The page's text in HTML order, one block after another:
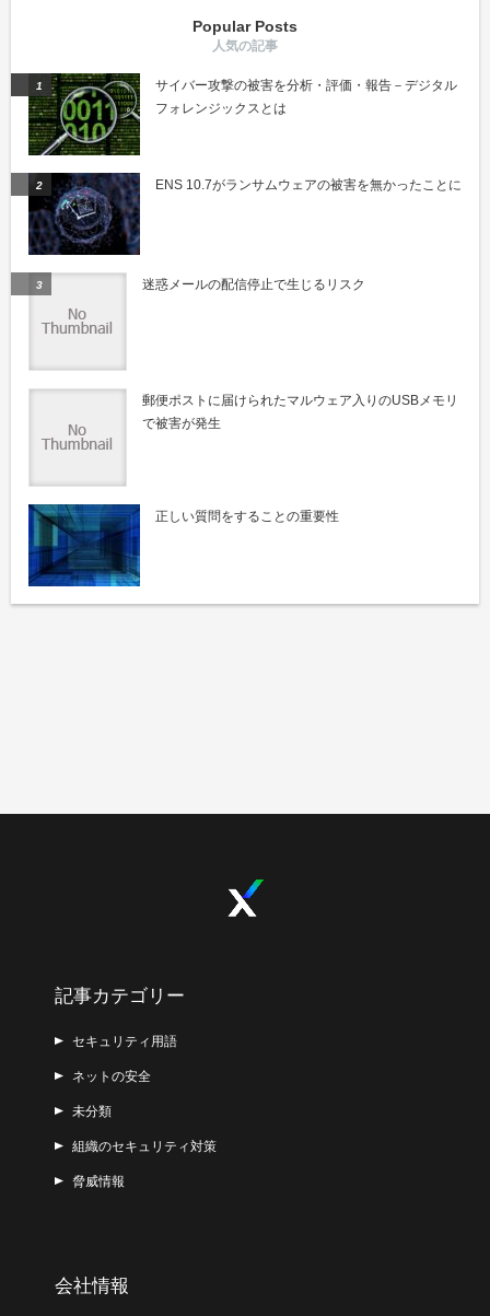
Popular Posts
サイバー攻撃の被害を分析・評価・報告－デジタル
フォレンジックスとは
ENS 10.7がランサムウェアの被害を無かったことに
迷惑メールの配信停止で生じるリスク
郵便ポストに届けられたマルウェア入りのUSBメモリ
で被害が発生
正しい質問をすることの重要性
記事カテゴリー
セキュリティ用語
ネットの安全
未分類
組織のセキュリティ対策
脅威情報
会社情報